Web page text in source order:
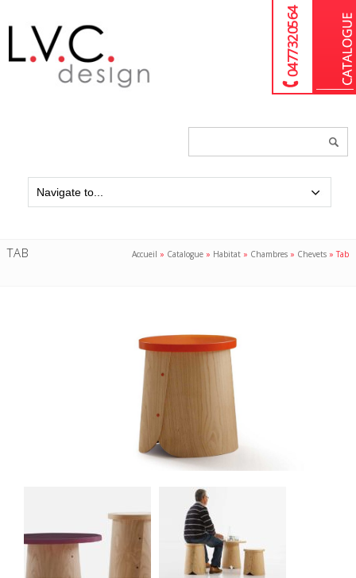
04 77 32 05 64
TAB Accueil » Catalogue » Habitat » Chambres » Chevets »Tab